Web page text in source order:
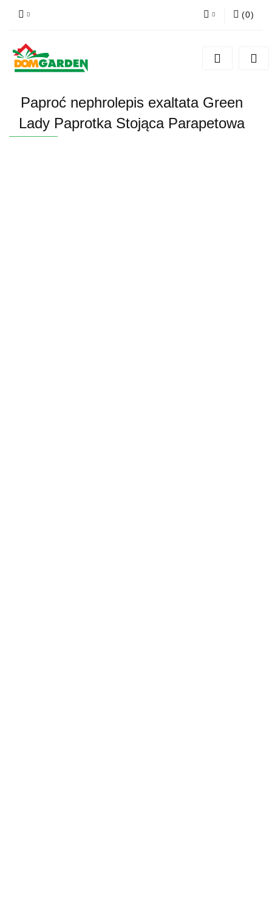
Zarejestruj się
Zgody cookies
(0)
Paproć nephrolepis exaltata Green
Lady Paprotka Stojąca Parapetowa